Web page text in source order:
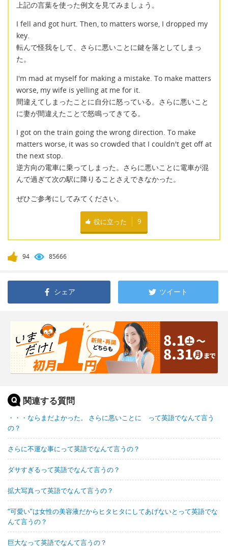
上記の言葉を使った例文を見てみましょう。
I fell and got hurt. Then, to matters worse, I dropped my
key.
転んで怪我をして、さらに悪いことに鍵を落としてしまっ
た。
I'm mad at myself for making a mistake. To make matters
worse, my wife is yelling at me for it.
間違えてしまったことに自分に怒っている。さらに悪いこと
に妻が間違えたことで怒鳴ってきてる。
I got on the train going the wrong direction. To make
matters worse, it was so crowded that I couldn't get off at
the next stop.
逆方向の電車に乗ってしまった。さらに悪いことに電車が混
んで過ぎて次の駅に降りることさえできなかった。
ぜひご参考にしてみてください。
役に立った 9
94 85666
シェア ツイート
関連する質問
・・・ならまだよかった。 さらに悪いことに って英語でなんて言う
の？
さらに不運な事にって英語でなんて言うの？
ダサすぎるって英語でなんて言うの？
拡大写真って英語でなんて言うの？
“可愛い”は女性の美容液だからヒタヒタにしてあげないとって英語でな
んて言うの？
巨大なって英語でなんて言うの？